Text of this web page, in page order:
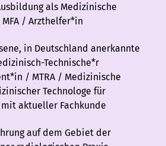
als Medizinische
/ Arzthelfer*in
in Deutschland anerkannte
Technische*r
/ MTRA / Medizinische
Technologe für
aktueller Fachkunde
auf dem Gebiet der